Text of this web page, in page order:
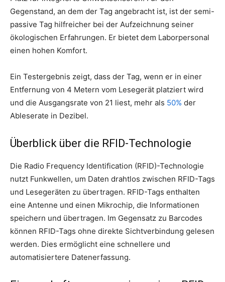
Gegenstand, an dem der Tag angebracht ist, ist der semi-
passive Tag hilfreicher bei der Aufzeichnung seiner
ökologischen Erfahrungen. Er bietet dem Laborpersonal
einen hohen Komfort.
Ein Testergebnis zeigt, dass der Tag, wenn er in einer
Entfernung von 4 Metern vom Lesegerät platziert wird
und die Ausgangsrate von 21 liest, mehr als 50% der
Ableserate in Dezibel.
Überblick über die RFID-Technologie
Die Radio Frequency Identification (RFID)-Technologie
nutzt Funkwellen, um Daten drahtlos zwischen RFID-Tags
und Lesegeräten zu übertragen. RFID-Tags enthalten
eine Antenne und einen Mikrochip, die Informationen
speichern und übertragen. Im Gegensatz zu Barcodes
können RFID-Tags ohne direkte Sichtverbindung gelesen
werden. Dies ermöglicht eine schnellere und
automatisiertere Datenerfassung.